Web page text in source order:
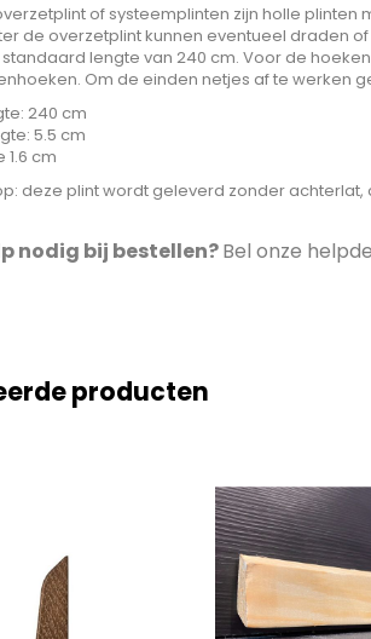
of systeemplinten zijn holle
de overzetplint kunnen eventueel draden
lengte van 240 cm. Voor de
Om de einden netjes af te werken
240 cm
5.5 cm
1.6 cm
deze plint wordt geleverd zonder
nodig bij bestellen?Bel onze
producten